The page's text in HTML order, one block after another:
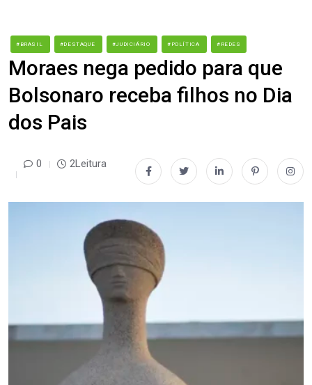
#BRASIL #DESTAQUE #JUDICIÁRIO #POLÍTICA #REDES
Moraes nega pedido para que
Bolsonaro receba filhos no Dia
dos Pais
0 2Leitura